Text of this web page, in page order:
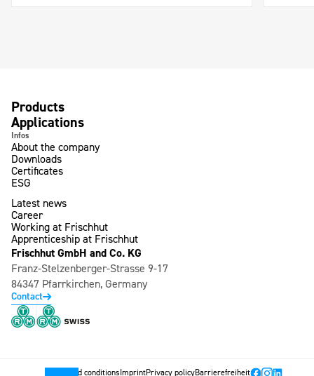
Products
Applications
Infos
About the company
Downloads
Certificates
ESG
Latest news
Career
Working at Frischhut
Apprenticeship at Frischhut
Frischhut GmbH and Co. KG
Franz-Stelzenberger-Strasse 9-17
84347 Pfarrkirchen, Germany
Contact
Terms and conditionsImprintPrivacy policyBarrierefreiheit